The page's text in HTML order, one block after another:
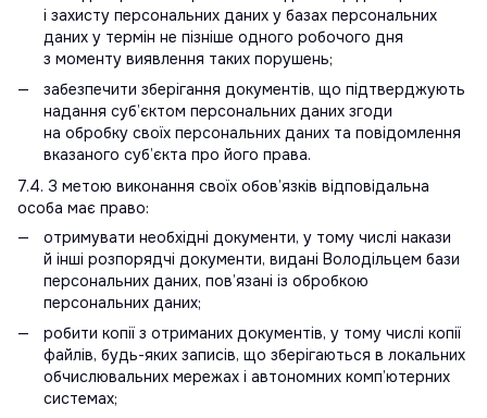
і захисту персональних даних у базах персональних
даних у термін не пізніше одного робочого дня
з моменту виявлення таких порушень;
забезпечити зберігання документів, що підтверджують
надання суб’єктом персональних даних згоди
на обробку своїх персональних даних та повідомлення
вказаного суб’єкта про його права.
7.4. З метою виконання своїх обов’язків відповідальна
особа має право:
отримувати необхідні документи, у тому числі накази
й інші розпорядчі документи, видані Володільцем бази
персональних даних, пов’язані із обробкою
персональних даних;
робити копії з отриманих документів, у тому числі копії
файлів, будь-яких записів, що зберігаються в локальних
обчислювальних мережах і автономних комп’ютерних
системах;